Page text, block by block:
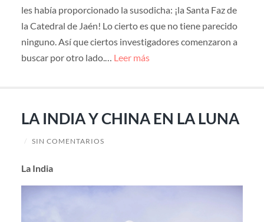
les había proporcionado la susodicha: ¡la Santa Faz de
la Catedral de Jaén! Lo cierto es que no tiene parecido
ninguno. Así que ciertos investigadores comenzaron a
buscar por otro lado.… Leer más
LA INDIA Y CHINA EN LA LUNA
/ SIN COMENTARIOS
La India